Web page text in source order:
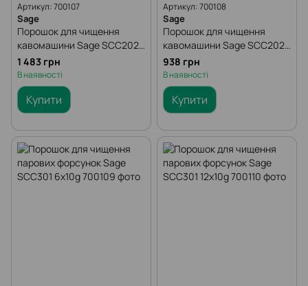
Артикул: 700107
Sage
Порошок для чищення
кавомашини Sage SCC202
— 12x5g
1 483 грн
В наявності
Купити
Артикул: 700108
Sage
Порошок для чищення
кавомашини Sage SCC202
— 6x5g
938 грн
В наявності
Купити